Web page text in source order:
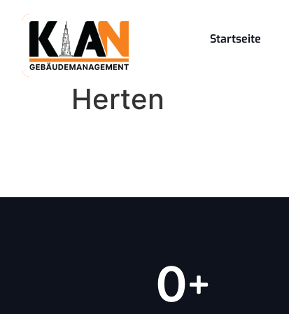
Startseite
Herten
0